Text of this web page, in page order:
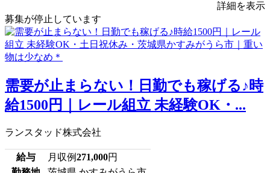
詳細を表示
募集が停止しています
需要が止まらない！日勤でも稼げる♪時
給1500円｜レール組立 未経験OK・...
ランスタッド株式会社
給与 月収例271,000円